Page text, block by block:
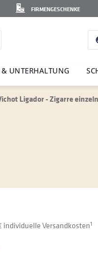
FIRMENGESCHENKE
& UNTER­HAL­TUNG
Ligador - Zigarre einzeln
individuelle Versandkosten1